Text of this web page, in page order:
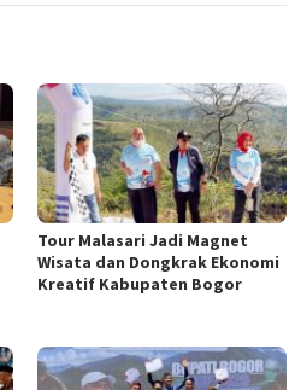
Tour Malasari Jadi Magnet
Wisata dan Dongkrak Ekonomi
Kreatif Kabupaten Bogor